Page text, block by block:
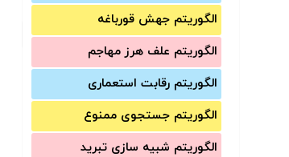
الگوریتم جهش قورباغه
الگوریتم علف هرز مهاجم
الگوریتم رقابت استعماری
الگوریتم جستجوی ممنوع
الگوریتم شبیه سازی تبرید